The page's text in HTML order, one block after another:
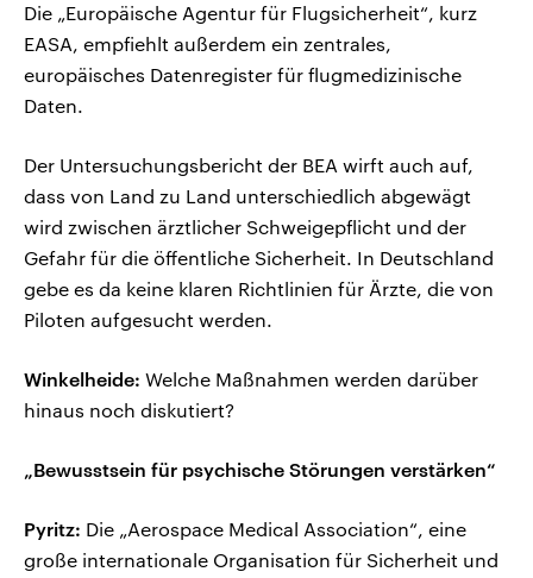
Die „Europäische Agentur für Flugsicherheit“, kurz
EASA, empfiehlt außerdem ein zentrales,
europäisches Datenregister für flugmedizinische
Daten.
Der Untersuchungsbericht der BEA wirft auch auf,
dass von Land zu Land unterschiedlich abgewägt
wird zwischen ärztlicher Schweigepflicht und der
Gefahr für die öffentliche Sicherheit. In Deutschland
gebe es da keine klaren Richtlinien für Ärzte, die von
Piloten aufgesucht werden.
Winkelheide: Welche Maßnahmen werden darüber
hinaus noch diskutiert?
„Bewusstsein für psychische Störungen verstärken“
Pyritz: Die „Aerospace Medical Association“, eine
große internationale Organisation für Sicherheit und